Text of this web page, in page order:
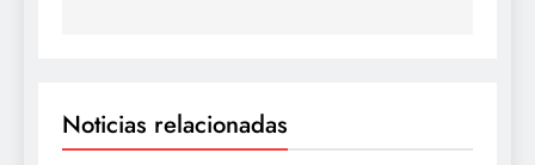
Noticias relacionadas